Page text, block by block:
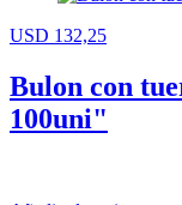
USD 132,25
Bulon con
100uni"